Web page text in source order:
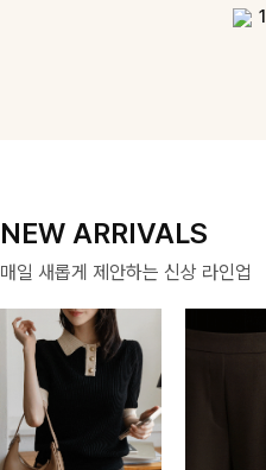
1
NEW ARRIVALS
매일 새롭게 제안하는 신상 라인업